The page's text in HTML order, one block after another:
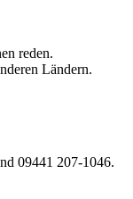
reden.
Ländern.
09441 207-1046.